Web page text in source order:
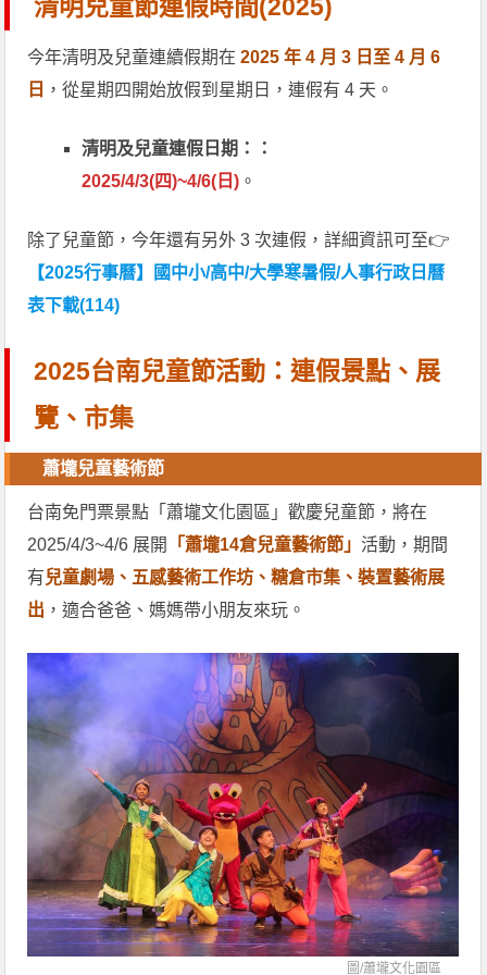
清明兒童節連假時間(2025)
今年清明及兒童連續假期在2025 年 4 月 3 日至 4 月 6
日 ，從星期四開始放假到星期日，連假有 4 天。
清明及兒童連假日期：：
2025/4/3(四)~4/6(日) 。
除了兒童節，今年還有另外 3 次連假，詳細資訊可至👉
【2025行事曆】國中小/高中/大學寒暑假/人事行政日曆
表下載(114)
2025台南兒童節活動：連假景點、展
覽、市集
蕭壠兒童藝術節
台南免門票景點「蕭壠文化園區」歡慶兒童節，將在
2025/4/3~4/6 展開
「蕭壠14倉兒童藝術節」 活動，期間
有兒童劇場、五感藝術工作坊、糖倉市集、裝置藝術展
出 ，適合爸爸、媽媽帶小朋友來玩。
圖/蕭壠文化園區